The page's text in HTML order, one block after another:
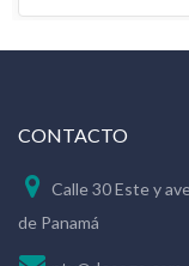
CONTACTO
Calle 30 Este y
de Panamá